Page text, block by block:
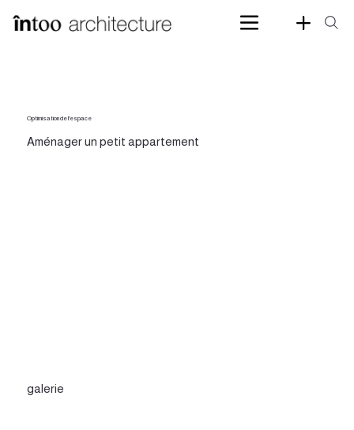
Optimisation de l'espace
Aménager un petit appartement
galerie